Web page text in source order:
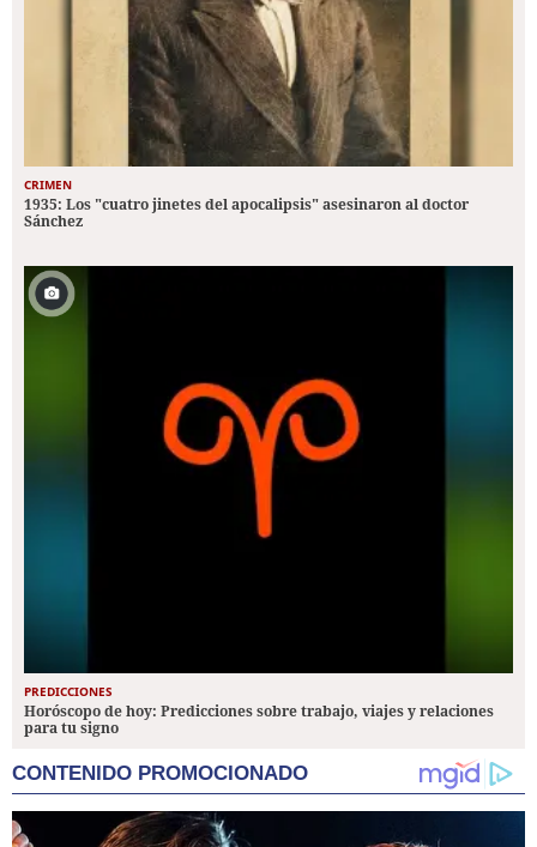
CRIMEN
1935: Los "cuatro jinetes del apocalipsis" asesinaron al doctor
Sánchez
PREDICCIONES
Horóscopo de hoy: Predicciones sobre trabajo, viajes y relaciones
para tu signo
CONTENIDO PROMOCIONADO